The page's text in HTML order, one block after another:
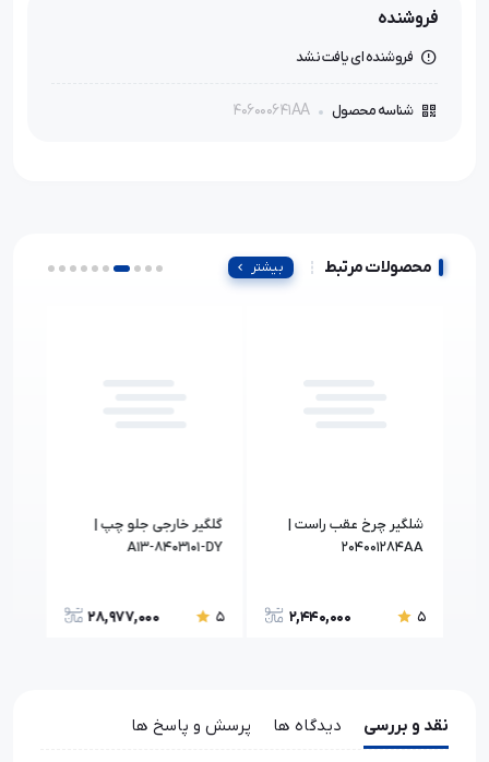
فروشنده
فروشنده ای یافت نشد
شناسه محصول 406000641AA
محصولات مرتبط بیشتر
شلگیر چرخ عقب راست |
204001284AA
5
2,440,000
گلگیر خارجی جلو چپ |
A13-8403101-DY
5
28,977,000
نقد و بررسی دیدگاه ها پرسش و پاسخ ها